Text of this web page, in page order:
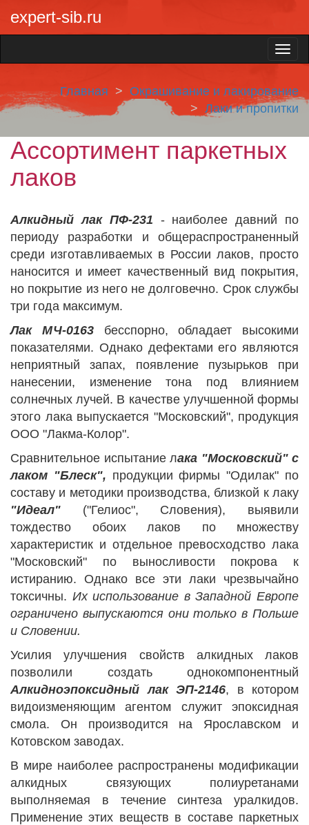
expert-sib.ru
Главная
Окрашивание и лакирование
Лаки и пропитки
Ассортимент паркетных
лаков
Алкидный лак ПФ-231 - наиболее давний по
периоду разработки и общераспространенный
среди изготавливаемых в России лаков, просто
наносится и имеет качественный вид покрытия,
но покрытие из него не долговечно. Срок службы
три года максимум.
Лак МЧ-0163бесспорно, обладает высокими
показателями. Однако дефектами его являются
неприятный запах, появление пузырьков при
нанесении, изменение тона под влиянием
солнечных лучей. В качестве улучшенной формы
этого лака выпускается "Московский", продукция
ООО "Лакма-Колор".
Сравнительное испытание лака "Московский" с
лаком "Блеск", продукции фирмы "Одилак" по
составу и методики производства, близкой к лаку
"Идеал" ("Гелиос", Словения), выявили
тождество обоих лаков по множеству
характеристик и отдельное превосходство лака
"Московский" по выносливости покрова к
истиранию. Однако все эти лаки чрезвычайно
токсичны. Их использование в Западной Европе
ограничено выпускаются они только в Польше
и Словении.
Усилия улучшения свойств алкидных лаков
позволили создать однокомпонентный
Алкидноэпоксидный лак ЭП-2146, в котором
видоизменяющим агентом служит эпоксидная
смола. Он производится на Ярославском и
Котовском заводах.
В мире наиболее распространены модификации
алкидных связующих полиуретанами
выполняемая в течение синтеза уралкидов.
Применение этих веществ в составе паркетных